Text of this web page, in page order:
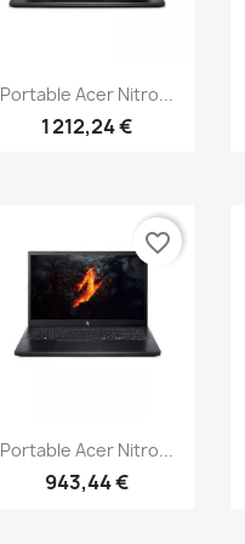
Aperçu rapide
Portable Acer Nitro...
1 212,24 €
Aperçu rapide
Portable Acer Nitro...
943,44 €
favorite_border